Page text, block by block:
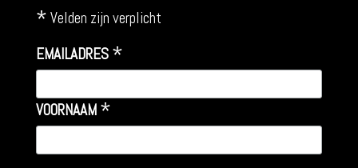
* Velden zijn verplicht
EMAILADRES *
VOORNAAM *